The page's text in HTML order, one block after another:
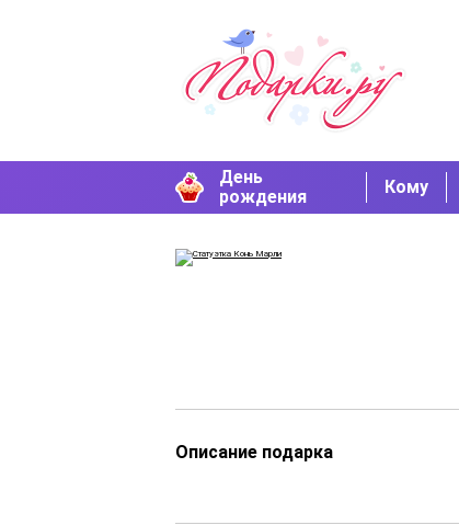
День
рождения
Кому
Описание подарка